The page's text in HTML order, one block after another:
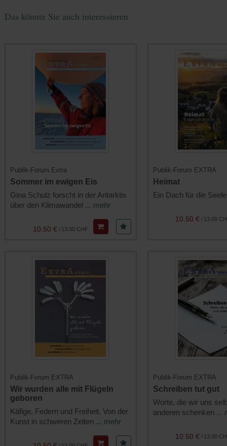
Das könnte Sie auch interessieren
Publik-Forum Extra
Sommer im ewigen Eis
Gina Schulz forscht in der Antarktis
über den Klimawandel ... mehr
13.00 CHF
/
10.50 €
Publik-Forum EXTRA
Heimat
Ein Dach für die
13.00
/
10.50 €
Publik-Forum EXTRA
Wir wurden alle mit Flügeln
geboren
Käfige, Federn und Freiheit. Von der
Kunst in schweren Zeiten ... mehr
Publik-Forum EXTRA
Schreiben tut gut
Worte, die wir uns
anderen schenken ...
13.00
/
10.50 €